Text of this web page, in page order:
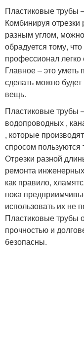
Пластиковые трубы
Комбинируя
разным углом, можно
обрадуется тому,
профессионал легко
Главное – это уметь
сделать можно
вещь.
Пластиковые трубы
водопроводных ,
, которые
спросом
Отрезки разной
ремонта
как правило,
пока
использовать их не
Пластиковые трубы
прочностью и
безопасны.